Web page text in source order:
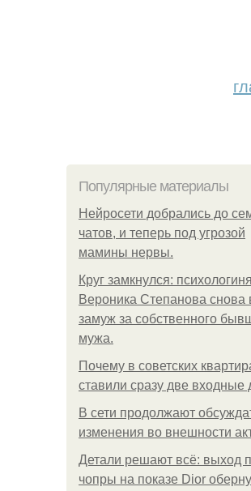
Популярные материалы
Нейросети добрались до
чатов, и теперь под угрозой
мамины нервы.
Круг замкнулся: психологиня
Вероника Степанова
замуж за собственного
мужа.
Почему в советских
ставили сразу две входные
В сети продолжают
изменения во внешности
Детали решают всё: выход
чопры на показе Dior